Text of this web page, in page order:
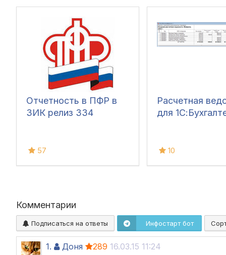
Отчетность в ПФР в
ЗИК релиз З34
57
Расчетная
для
10
Комментарии
Подписаться на ответы Инфостарт бот
1. Доня 289 16.03.15 11:24